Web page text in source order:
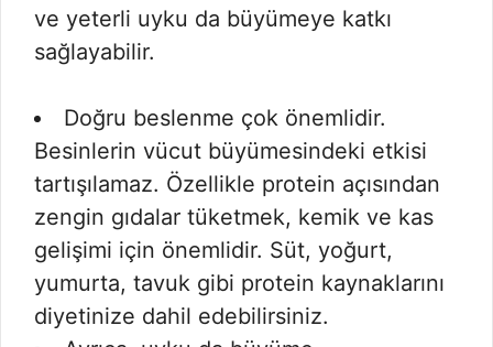
ve yeterli uyku da büyümeye katkı
sağlayabilir.
Doğru beslenme çok önemlidir.
Besinlerin vücut büyümesindeki etkisi
tartışılamaz. Özellikle protein açısından
zengin gıdalar tüketmek, kemik ve kas
gelişimi için önemlidir. Süt, yoğurt,
yumurta, tavuk gibi protein kaynaklarını
diyetinize dahil edebilirsiniz.